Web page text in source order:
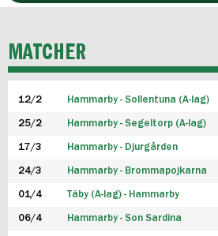
P19
F19
FUTSAL HERR
FUTSAL DAM
MATCHER
12/2 Hammarby - Sollentuna (A-lag)
25/2 Hammarby - Segeltorp (A-lag)
17/3 Hammarby - Djurgården
24/3 Hammarby - Brommapojkarna
01/4 Täby (A-lag) - Hammarby
06/4 Hammarby - Son Sardina